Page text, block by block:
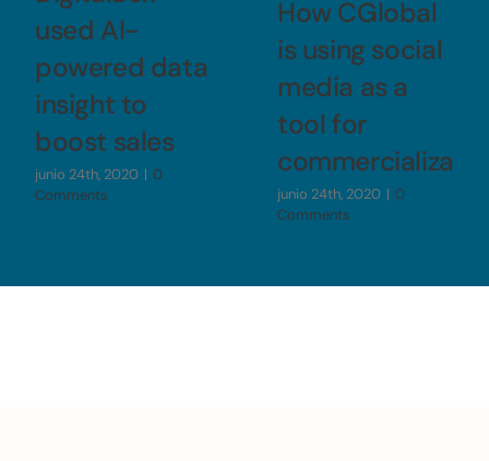
used AI-
powered data
insight to
boost sales
junio 24th, 2020 | 0
Comments
How CGlobal
is using social
media as a
tool for
junio 24th, 2020 | 0
Comments